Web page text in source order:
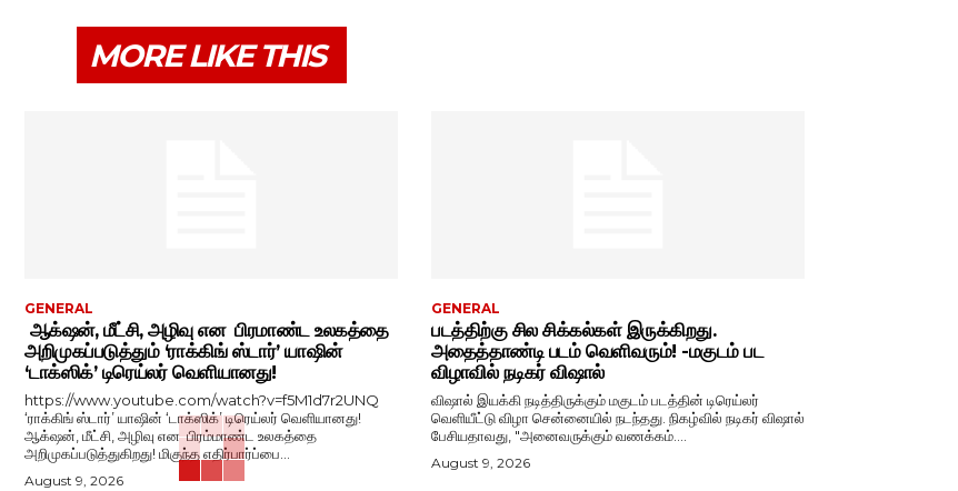
MORE LIKE THIS
GENERAL
ஆக்‌ஷன், மீட்சி, அழிவு என பிரமாண்ட உலகத்தை
அறிமுகப்படுத்தும் ‘ராக்கிங் ஸ்டார்’ யாஷின்
‘டாக்ஸிக்’ டிரெய்லர் வெளியானது!
https://www.youtube.com/watch?v=f5M1d7r2UNQ
‘ராக்கிங் ஸ்டார்’ யாஷின் ‘டாக்ஸிக்’ டிரெய்லர் வெளியானது!
ஆக்‌ஷன், மீட்சி, அழிவு என பிரம்மாண்ட உலகத்தை
அறிமுகப்படுத்துகிறது! மிகுந்த எதிர்பார்ப்பை...
August 9, 2026
GENERAL
படத்திற்கு சில சிக்கல்கள் இருக்கிறது.
அதைத்தாண்டி படம் வெளிவரும்! -மகுடம் பட
விழாவில் நடிகர் விஷால்
விஷால் இயக்கி நடித்திருக்கும் மகுடம் படத்தின் டிரெய்லர்
வெளியீட்டு விழா சென்னையில் நடந்தது. நிகழ்வில் நடிகர் விஷால்
பேசியதாவது, "அனைவருக்கும் வணக்கம்....
August 9, 2026